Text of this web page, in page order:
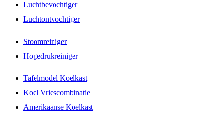
Luchtbevochtiger
Luchtontvochtiger
Stoomreiniger
Hogedrukreiniger
Tafelmodel Koelkast
Koel Vriescombinatie
Amerikaanse Koelkast